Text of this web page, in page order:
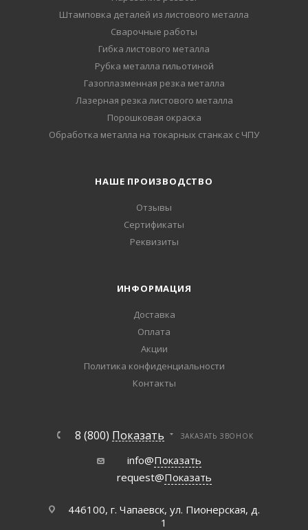
Штамповка деталей из листового металла
Сварочные работы
Гибка листового металла
Рубка металла гильотиной
Газоплазменная резка металла
Лазерная резка листового металла
Порошковая окраска
Обработка металла на токарных станках с ЧПУ
НАШЕ ПРОИЗВОДСТВО
Отзывы
Сертификаты
Реквизиты
ИНФОРМАЦИЯ
Доставка
Оплата
Акции
Политика конфиденциальности
Контакты
8 (800) Показать ЗАКАЗАТЬ ЗВОНОК
info@Показать
request@Показать
446100, г. Чапаевск, ул. Пионерская, д.
1